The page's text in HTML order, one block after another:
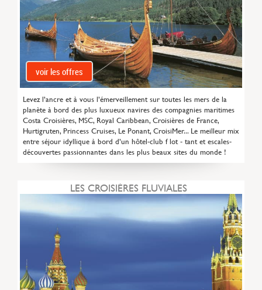
voir les offres
Levez l’ancre et à vous l’émerveillement sur toutes les mers de la
planète à bord des plus luxueux navires des compagnies maritimes
Costa Croisières, MSC, Royal Caribbean, Croisières de France,
Hurtigruten, Princess Cruises, Le Ponant, CroisiMer... Le meilleur mix
entre séjour idyllique à bord d’un hôtel-club f lot - tant et escales-
découvertes passionnantes dans les plus beaux sites du monde !
LES CROISIÈRES FLUVIALES